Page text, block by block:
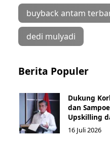
buyback antam
dedi mulyadi
Berita Populer
Dukung
dan
Upskilling
16 Juli 2026